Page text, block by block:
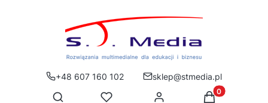
+48 607 160 102
sklep@stmedia.pl
Otwórz wyszukiwarkę
Produkty w